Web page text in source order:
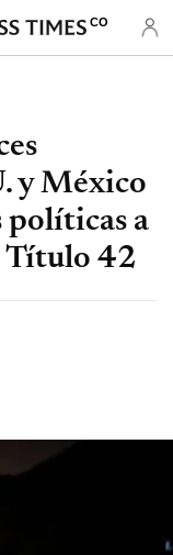
CO
y México
políticas a
Título 42